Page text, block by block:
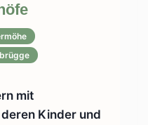
mit
Kinder und